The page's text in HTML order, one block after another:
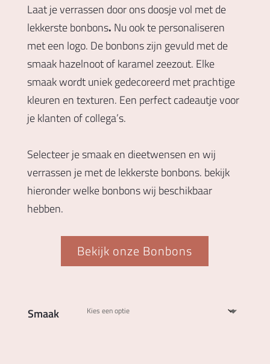
Laat je verrassen door ons doosje vol met de
lekkerste bonbons. Nu ook te personaliseren
met een logo. De bonbons zijn gevuld met de
smaak hazelnoot of karamel zeezout. Elke
smaak wordt uniek gedecoreerd met prachtige
kleuren en texturen. Een perfect cadeautje voor
je klanten of collega’s.
Selecteer je smaak en dieetwensen en wij
verrassen je met de lekkerste bonbons. bekijk
hieronder welke bonbons wij beschikbaar
hebben.
Bekijk onze Bonbons
Smaak